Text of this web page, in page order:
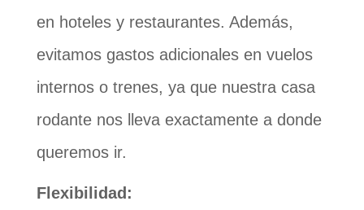
en hoteles y restaurantes. Además,
evitamos gastos adicionales en vuelos
internos o trenes, ya que nuestra casa
rodante nos lleva exactamente a donde
queremos ir.
Flexibilidad: